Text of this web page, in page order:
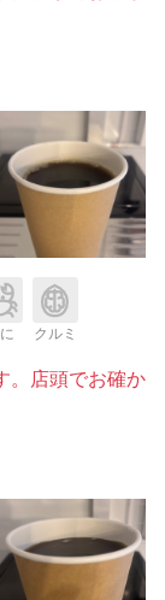
クルミ
。店頭でお確か